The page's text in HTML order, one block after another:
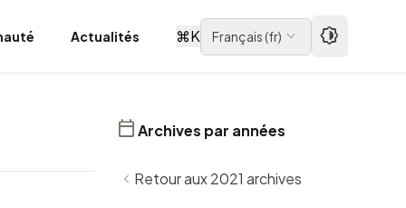
Actualités ⌘K Français(fr)
Archives par années
Retour aux 2021 archives